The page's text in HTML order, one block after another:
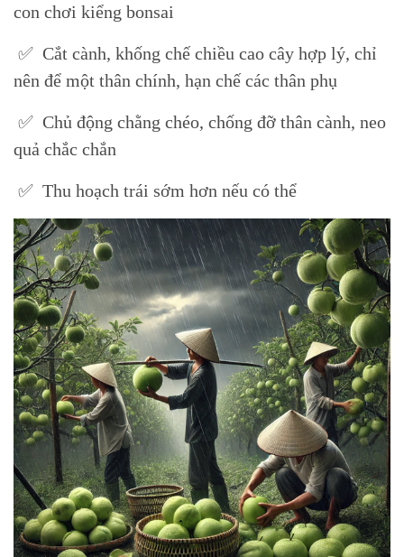
con chơi kiểng bonsai
✅ Cắt cành, khống chế chiều cao cây hợp lý, chỉ
nên để một thân chính, hạn chế các thân phụ
✅ Chủ động chằng chéo, chống đỡ thân cành, neo
quả chắc chắn
✅ Thu hoạch trái sớm hơn nếu có thể